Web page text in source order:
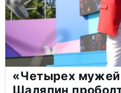
«Четырех мужей